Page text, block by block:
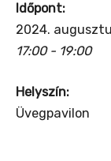
Időpont:
2024.
17:00 - 19:00
Helyszín:
Üvegpavilon